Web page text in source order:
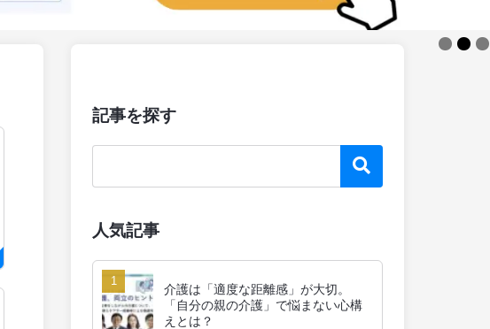
記事を探す
人気記事
介護は「適度な距離感」が大切。
「自分の親の介護」で悩まない心構
えとは？